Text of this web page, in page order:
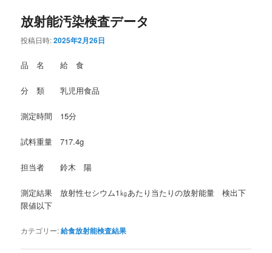
放射能汚染検査データ
投稿日時:2025年2月26日
品 名 給 食
分 類 乳児用食品
測定時間 15分
試料重量 717.4g
担当者 鈴木 陽
測定結果 放射性セシウム1㎏あたり当たりの放射能量 検出下
限値以下
カテゴリー:給食放射能検査結果